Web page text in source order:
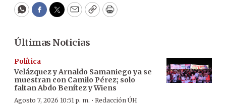
WhatsApp
Facebook
Twitter
EmailCopyPrint
Últimas Noticias
Política
Velázquez y Arnaldo Samaniego ya se
muestran con Camilo Pérez; solo
faltan Abdo Benítez y Wiens
Agosto 7, 2026 10:51 p. m. · Redacción ÚH